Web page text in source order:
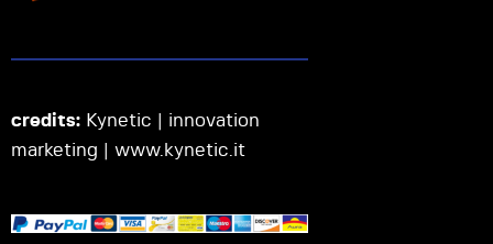
credits: Kynetic | innovation
marketing | www.kynetic.it